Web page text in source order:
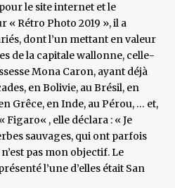
le site internet et le
« Rétro Photo 2019 », il a
dont l’un mettant en valeur
de la capitale wallonne, celle-
Mona Caron, ayant déjà
en Bolivie, au Brésil, en
Grêce, en Inde, au Pérou, … et,
Figaro« , elle déclara : « Je
sauvages, qui ont parfois
pas mon objectif. Le
l’une d’elles était San